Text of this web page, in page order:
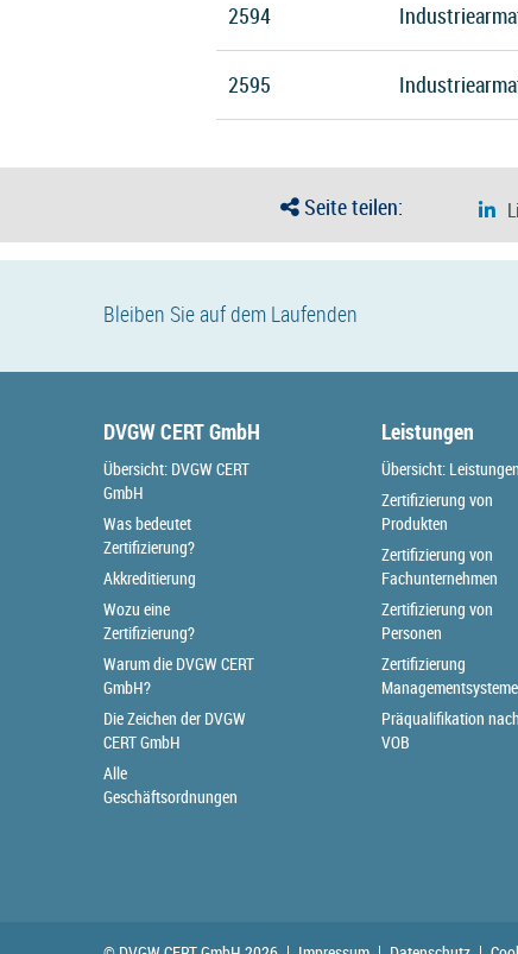
2594
2595
Seite teilen:
Bleiben Sie auf dem Laufenden
DVGW CERT GmbH
Übersicht: DVGW CERT
GmbH
Was bedeutet
Zertifizierung?
Akkreditierung
Wozu eine
Zertifizierung?
Warum die DVGW CERT
GmbH?
Die Zeichen der DVGW
CERT GmbH
Alle
Geschäftsordnungen
Leistungen
Übersicht: Leistungen
Zertifizierung von
Produkten
Zertifizierung von
Fachunternehmen
Zertifizierung von
Personen
Zertifizierung
Managementsysteme
Präqualifikation nach
VOB